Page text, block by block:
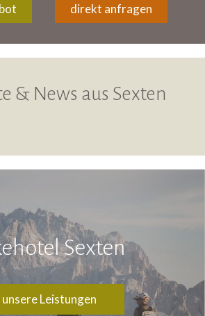
direkt anfragen
& News aus Sexten
Sexten
unsere Leistungen